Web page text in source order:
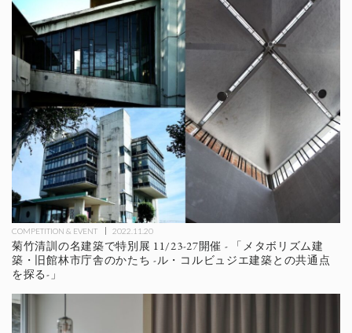
COMPETITION & EVENT 2022.11.20
菊竹清訓の名建築で特別展 11/23-27開催 - 「メタボリズム建
築・旧館林市庁舎のかたち -ル・コルビュジエ建築との共通点
を探る-」